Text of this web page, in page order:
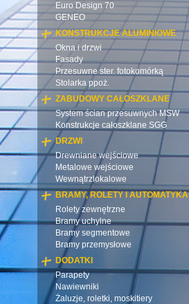
Euro Design 70
GENEO
KONSTRUKCJE ALUMINIOWE
Okna i drzwi
Fasady
Przesuwne ster. fotokomórką
Stolarka ppoż.
ZABUDOWY CAŁOSZKLANE
System ścian przesuwnych MSW
Konstrukcje całoszklane SGG
DRZWI
Drewniane wejściowe
Metalowe wejściowe
Wewnątrzlokalowe
BRAMY, ROLETY I AUTOMATYKA
Rolety zewnętrzne
Bramy uchylne
Bramy segmentowe
Bramy przemysłowe
DODATKI
Parapety
Nawiewniki
Żaluzje, roletki, moskitiery